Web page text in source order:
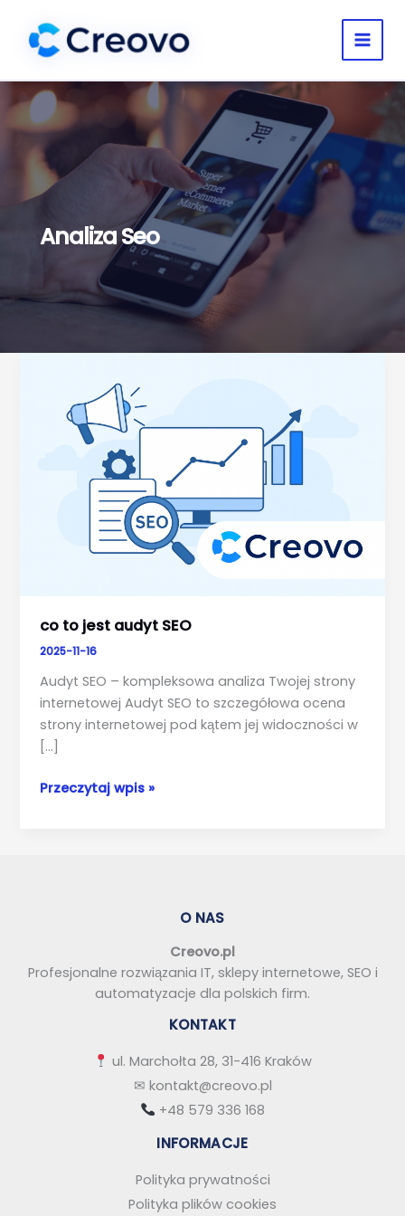
treści
Analiza Seo
co to jest audyt SEO
2025-11-16
Audyt SEO – kompleksowa analiza Twojej strony
internetowej Audyt SEO to szczegółowa ocena
strony internetowej pod kątem jej widoczności w
[…]
co
Przeczytaj wpis »
O NAS
Creovo.pl
Profesjonalne rozwiązania IT, sklepy internetowe, SEO i
automatyzacje dla polskich firm.
KONTAKT
ul. Marchołta 28, 31-416 Kraków
✉ kontakt@creovo.pl
+48 579 336 168
INFORMACJE
Polityka prywatności
Polityka plików cookies